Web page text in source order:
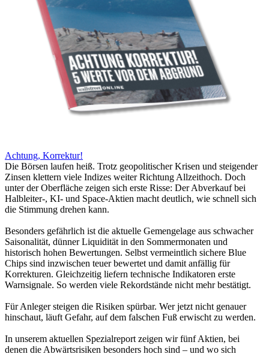
Achtung, Korrektur!
Die Börsen laufen heiß. Trotz geopolitischer Krisen und steigender
Zinsen klettern viele Indizes weiter Richtung Allzeithoch. Doch
unter der Oberfläche zeigen sich erste Risse: Der Abverkauf bei
Halbleiter-, KI- und Space-Aktien macht deutlich, wie schnell sich
die Stimmung drehen kann.
Besonders gefährlich ist die aktuelle Gemengelage aus schwacher
Saisonalität, dünner Liquidität in den Sommermonaten und
historisch hohen Bewertungen. Selbst vermeintlich sichere Blue
Chips sind inzwischen teuer bewertet und damit anfällig für
Korrekturen. Gleichzeitig liefern technische Indikatoren erste
Warnsignale. So werden viele Rekordstände nicht mehr bestätigt.
Für Anleger steigen die Risiken spürbar. Wer jetzt nicht genauer
hinschaut, läuft Gefahr, auf dem falschen Fuß erwischt zu werden.
In unserem aktuellen Spezialreport zeigen wir fünf Aktien, bei
denen die Abwärtsrisiken besonders hoch sind – und wo sich